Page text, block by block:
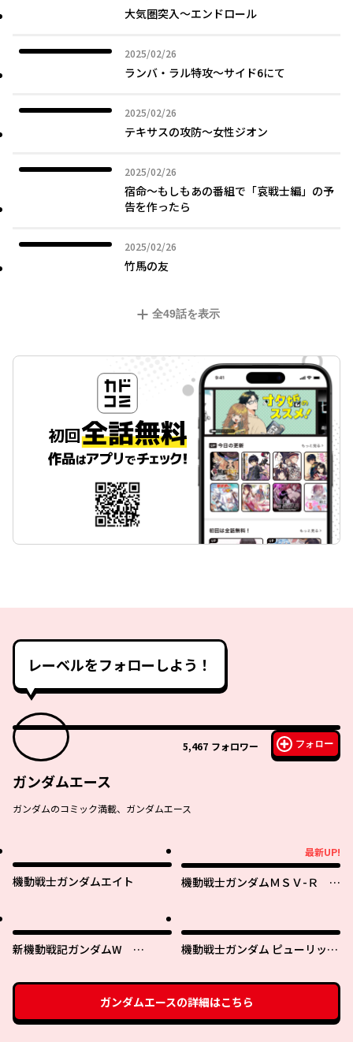
大気圏突入～エンドロール
2025/02/26
2025年02月26日
ランバ・ラル特攻～サイド6にて
2025/02/26
2025年02月26日
テキサスの攻防～女性ジオン
2025/02/26
2025年02月26日
宿命～もしもあの番組で「哀戦士編」の予
告を作ったら
2025/02/26
2025年02月26日
竹馬の友
全49話を表示
レーベルをフォローしよう！
5,467 フォロワー フォロー
ガンダムエース
ガンダムのコミック満載、ガンダムエース
機動戦士ガンダムエイト
最新UP!
機動戦士ガンダムＭＳＶ-Ｒ ジ
新機動戦記ガンダムW
機動戦士ガンダム ピューリッツ
方へー
ガンダムエースの詳細はこちら